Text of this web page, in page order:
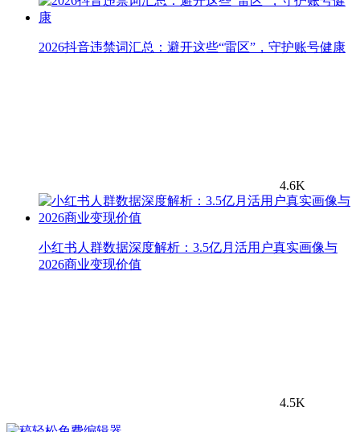
2026抖音违禁词汇总：避开这些“雷区”，守护账号健康
4.6K
小红书人群数据深度解析：3.5亿月活用户真实画像与
2026商业变现价值
4.5K